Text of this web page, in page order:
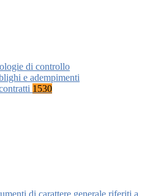
di controllo
e adempimenti
1530